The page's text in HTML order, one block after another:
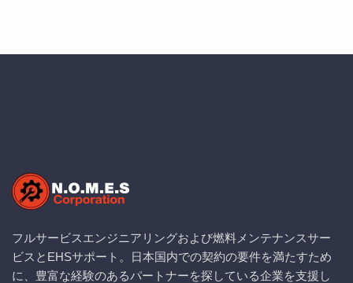
フルサービスエンジニアリングおよび燃料メンテナンスサー
ビスとEHSサポート。日本国内での契約の要件を満たすため
に、豊富な経験のあるパートナーを探している企業を支援し